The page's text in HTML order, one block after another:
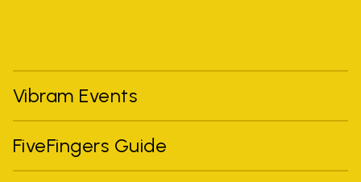
Vibram Events
FiveFingers Guide